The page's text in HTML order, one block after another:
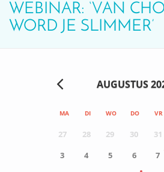
WEBINAR: ‘VAN
WORD JE SLIMMER’
AUGUSTUS
MA DI WO DO VR
27 28 29 30 31
3
4 5 6 7